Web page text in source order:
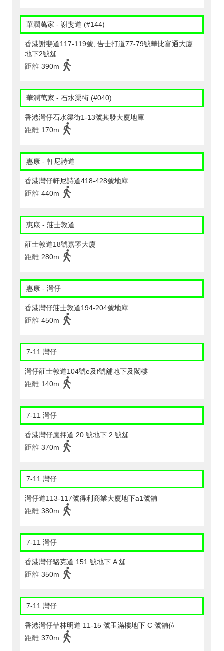
華潤萬家 - 謝斐道 (#144)
香港謝斐道117-119號, 告士打道77-79號華比富通大廈
地下2號舖
距離 390m
華潤萬家 - 石水渠街 (#040)
香港灣仔石水渠街1-13號其發大廈地庫
距離 170m
惠康 - 軒尼詩道
香港灣仔軒尼詩道418-428號地庫
距離 440m
惠康 - 莊士敦道
莊士敦道18號嘉寧大廈
距離 280m
惠康 - 灣仔
香港灣仔莊士敦道194-204號地庫
距離 450m
7-11 灣仔
灣仔莊士敦道104號e及f號舖地下及閣樓
距離 140m
7-11 灣仔
香港灣仔盧押道 20 號地下 2 號舖
距離 370m
7-11 灣仔
灣仔道113-117號得利商業大廈地下a1號舖
距離 380m
7-11 灣仔
香港灣仔駱克道 151 號地下 A 舖
距離 350m
7-11 灣仔
香港灣仔菲林明道 11-15 號玉滿樓地下 C 號舖位
距離 370m